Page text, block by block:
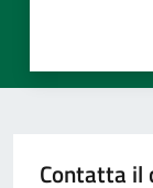
Contatta il